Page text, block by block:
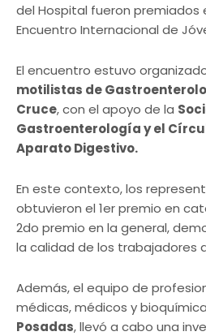
del Hospital fueron premiados
Encuentro Internacional de
El encuentro estuvo
motilistas de
Cruce, con el apoyo de la
Gastroenterología y el
Aparato Digestivo.
En este contexto, los
obtuvieron el 1er premio en
2do premio en la general,
la calidad de los trabajadores
Además, el equipo de
médicas, médicos y
Posadas, llevó a cabo una